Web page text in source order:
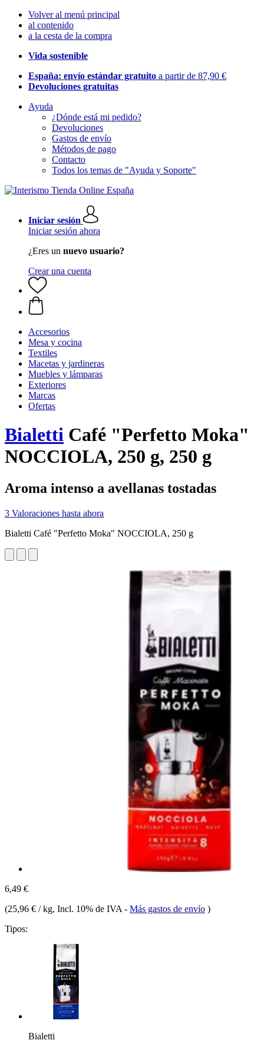
Volver al menú principal
al contenido
a la cesta de la compra
Vida sostenible
España: envío estándar gratuito a partir de 87,90 €
Devoluciones gratuitas
Ayuda
¿Dónde está mi pedido?
Devoluciones
Gastos de envío
Métodos de pago
Contacto
Todos los temas de "Ayuda y Soporte"
Iniciar sesión
Iniciar sesión ahora
¿Eres un nuevo usuario?
Crear una cuenta
Accesorios
Mesa y cocina
Textiles
Macetas y jardineras
Muebles y lámparas
Exteriores
Marcas
Ofertas
Bialetti Café "Perfetto Moka"
NOCCIOLA, 250 g, 250 g
Aroma intenso a avellanas tostadas
3 Valoraciones hasta ahora
Bialetti Café "Perfetto Moka" NOCCIOLA, 250 g
6,49 €
(25,96 € / kg, Incl. 10% de IVA - Más gastos de envío )
Tipos:
Bialetti